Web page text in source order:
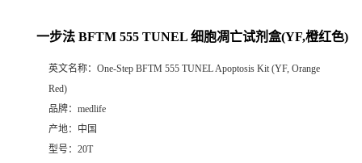
一步法 BFTM 555 TUNEL 细胞凋亡试剂盒(YF,橙红色)
英文名称： One-Step BFTM 555 TUNEL Apoptosis Kit (YF, Orange
Red)
品牌： medlife
产地： 中国
型号： 20T